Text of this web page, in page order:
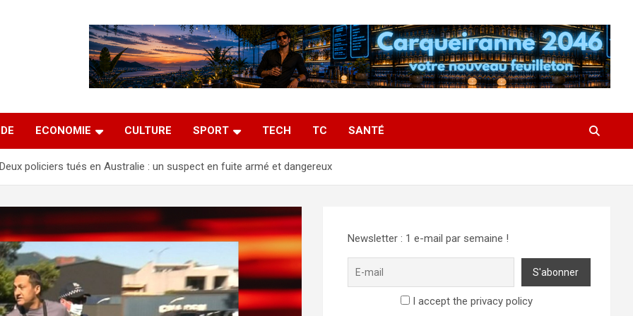
ECONOMIE CULTURE SPORT TECH TC SANTÉ
Deux policiers tués en Australie : un suspect en fuite armé et dangereux
Newsletter : 1 e-mail par semaine !
I accept the privacy policy